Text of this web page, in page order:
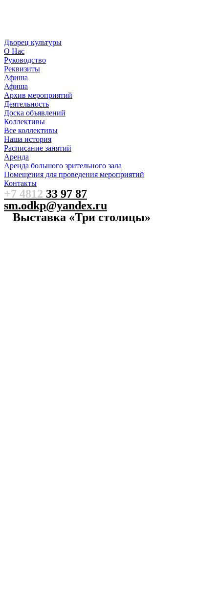
Дворец культуры
О Нас
Руководство
Реквизиты
Афиша
Афиша
Архив мероприятий
Деятельность
Доска объявлений
Коллективы
Все коллективы
Наша история
Расписание занятий
Аренда
Аренда большого зрительного зала
Помещения для проведения мероприятий
Контакты
+7 4812 33 97 87
sm.odkp@yandex.ru
Выставка «Три столицы»